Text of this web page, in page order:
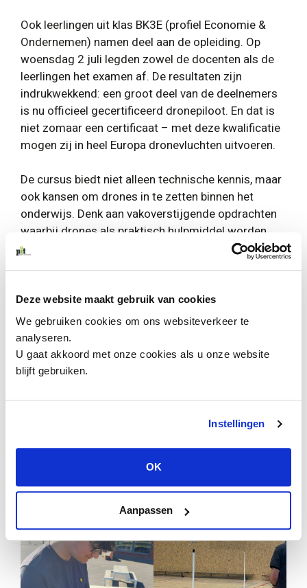
Deze website maakt gebruik van cookies
We gebruiken cookies om ons websiteverkeer te
analyseren.
U gaat akkoord met onze cookies als u onze website
blijft gebruiken.
Instellingen
OK
Aanpassen
Ook leerlingen uit klas BK3E (profiel Economie &
Ondernemen) namen deel aan de opleiding. Op
woensdag 2 juli legden zowel de docenten als de
leerlingen het examen af. De resultaten zijn
indrukwekkend: een groot deel van de deelnemers
is nu officieel gecertificeerd dronepiloot. En dat is
niet zomaar een certificaat – met deze kwalificatie
mogen zij in heel Europa dronevluchten uitvoeren.
De cursus biedt niet alleen technische kennis, maar
ook kansen om drones in te zetten binnen het
onderwijs. Denk aan vakoverstijgende opdrachten
waarbij drones als praktisch hulpmiddel worden
gebruikt. Dit draagt bij aan eigentijds en motiverend
onderwijs, waarin techniek op een natuurlijke
Volgend schooljaar zetten we dit traject voort met
een nieuwe groep leerlingen en docenten. Zo blijven
we investeren in inspirerend en toekomstgericht
onderwijs.